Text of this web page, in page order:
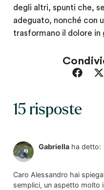
degli altri, spunti che,
adeguato, nonché con
trasformano il dolore in
15 risposte
Gabriella ha detto:
Caro Alessandro hai
semplici, un aspetto molto